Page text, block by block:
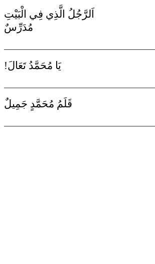
اَلرَّجُلُ الَّذِي فِي الْبَيْتِ
مُدَرِّسٌ
يَا مُحَمَّدُ تَعَالَ!
قَلَمُ مُحَمَّدٍ جَمِيلٌ